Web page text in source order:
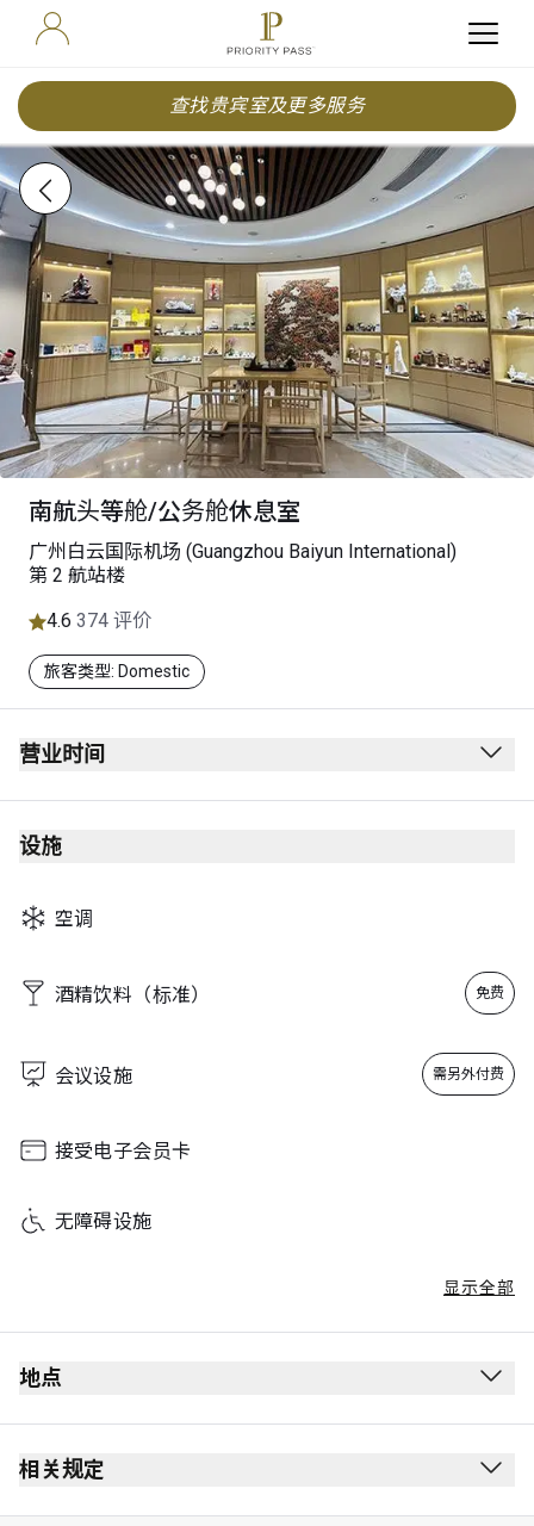
查找贵宾室及更多服务
南航头等舱/公务舱休息室
广州白云国际机场 (Guangzhou Baiyun International)
第 2 航站楼
4.6 374 评价
旅客类型: Domestic
营业时间
04:30 - last China Southern Airlines flight
Note: Hours may vary according to China Southern Airlines
flight schedules.
设施
空调
酒精饮料（标准） 免费
会议设施 需另外付费
接受电子会员卡
无障碍设施
显示全部
地点
相关规定